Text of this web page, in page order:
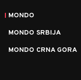
MONDO
MONDO SRBIJA
MONDO CRNA GORA